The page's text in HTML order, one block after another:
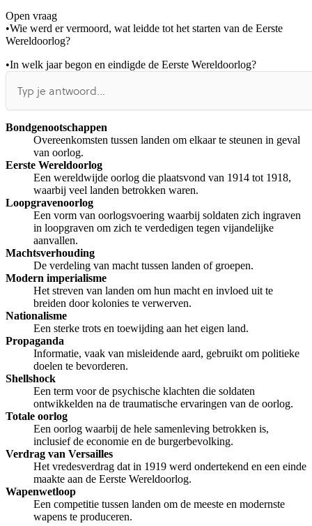
De uitleg gaat te langzaam
Afspelen werkte niet
Open vraag
•Wie werd er vermoord, wat leidde tot het starten van de Eerste
Wereldoorlog?
•In welk jaar begon en eindigde de Eerste Wereldoorlog?
Bondgenootschappen
Overeenkomsten tussen landen om elkaar te steunen in geval
van oorlog.
Eerste Wereldoorlog
Een wereldwijde oorlog die plaatsvond van 1914 tot 1918,
waarbij veel landen betrokken waren.
Loopgravenoorlog
Een vorm van oorlogsvoering waarbij soldaten zich ingraven
in loopgraven om zich te verdedigen tegen vijandelijke
aanvallen.
Machtsverhouding
De verdeling van macht tussen landen of groepen.
Modern imperialisme
Het streven van landen om hun macht en invloed uit te
breiden door kolonies te verwerven.
Nationalisme
Een sterke trots en toewijding aan het eigen land.
Propaganda
Informatie, vaak van misleidende aard, gebruikt om politieke
doelen te bevorderen.
Shellshock
Een term voor de psychische klachten die soldaten
ontwikkelden na de traumatische ervaringen van de oorlog.
Totale oorlog
Een oorlog waarbij de hele samenleving betrokken is,
inclusief de economie en de burgerbevolking.
Verdrag van Versailles
Het vredesverdrag dat in 1919 werd ondertekend en een einde
maakte aan de Eerste Wereldoorlog.
Wapenwetloop
Een competitie tussen landen om de meeste en modernste
wapens te produceren.